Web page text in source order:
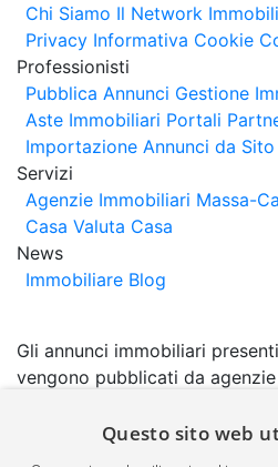
Chi Siamo Il Network
Privacy Informativa Cookie
Professionisti
Pubblica Annunci Gestione
Aste Immobiliari Portali
Importazione Annunci da Sito
Servizi
Agenzie Immobiliari Massa-
Casa Valuta Casa
News
Immobiliare Blog
Gli annunci immobiliari
vengono pubblicati da
comporta l'approvazione o
Questo sito web